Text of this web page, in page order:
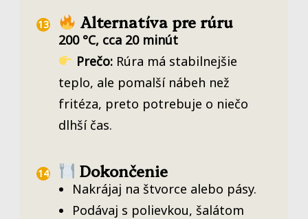
Alternatíva pre rúru
200 °C, cca 20 minút
Prečo:Rúra má stabilnejšie
teplo, ale pomalší nábeh než
fritéza, preto potrebuje o niečo
dlhší čas.
Dokončenie
Nakrájaj na štvorce alebo pásy.
Podávaj s polievkou, šalátom